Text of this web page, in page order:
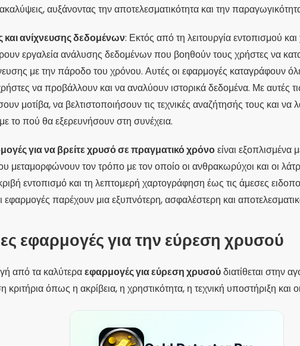
αυξάνοντας την αποτελεσματικότητα και την
και ανίχνευσης δεδομένων: Εκτός από τη λειτουργία εντοπισμού
εργαλεία ανάλυσης δεδομένων που βοηθούν τους χρήστες να
με την πάροδο του χρόνου. Αυτές οι εφαρμογές καταγράφουν
να προβάλλουν και να αναλύουν ιστορικά δεδομένα. Με αυτές
μοτίβα, να βελτιστοποιήσουν τις τεχνικές αναζήτησής τους και
το πού θα εξερευνήσουν στη συνέχεια.
για να βρείτε χρυσό σε πραγματικό χρόνοείναι εξοπλισμένα
μεταμορφώνουν τον τρόπο με τον οποίο οι ανθρακωρύχοι και οι
εντοπισμό και τη λεπτομερή χαρτογράφηση έως τις άμεσες
εφαρμογές παρέχουν μια εξυπνότερη, ασφαλέστερη και
εφαρμογές για την εύρεση χρυσού
από τα καλύτεραεφαρμογές για εύρεση χρυσούδιατίθεται στην
κριτήρια όπως η ακρίβεια, η χρηστικότητα, η τεχνική υποστήριξη και